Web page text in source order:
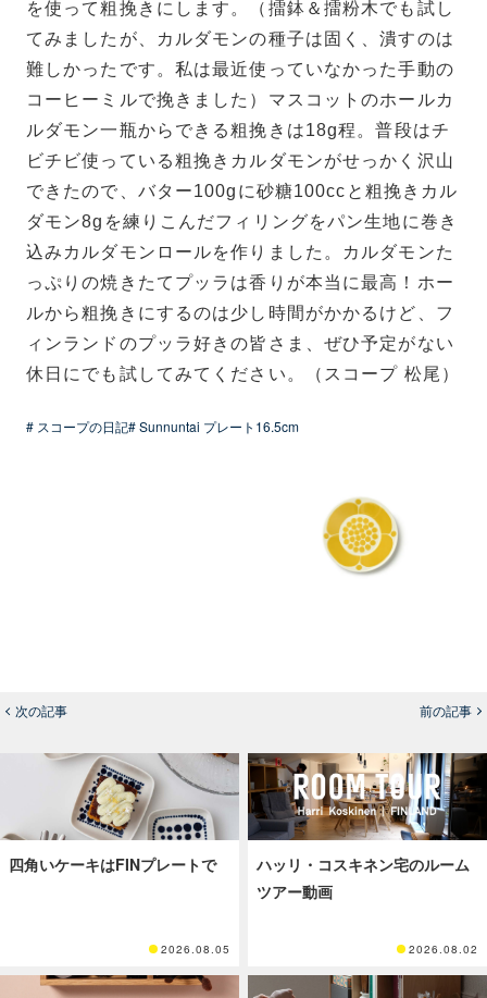
を使って粗挽きにします。（擂鉢＆擂粉木でも試し
てみましたが、カルダモンの種子は固く、潰すのは
難しかったです。私は最近使っていなかった手動の
コーヒーミルで挽きました）マスコットのホールカ
ルダモン一瓶からできる粗挽きは18g程。普段はチ
ビチビ使っている粗挽きカルダモンがせっかく沢山
できたので、バター100gに砂糖100ccと粗挽きカル
ダモン8gを練りこんだフィリングをパン生地に巻き
込みカルダモンロールを作りました。カルダモンた
っぷりの焼きたてプッラは香りが本当に最高！ホー
ルから粗挽きにするのは少し時間がかかるけど、フ
ィンランドのプッラ好きの皆さま、ぜひ予定がない
休日にでも試してみてください。（スコープ 松尾）
# スコープの日記# Sunnuntai プレート16.5cm
次の記事 前の記事
四角いケーキはFINプレートで
2026.08.05
ハッリ・コスキネン宅のルーム
ツアー動画
2026.08.02